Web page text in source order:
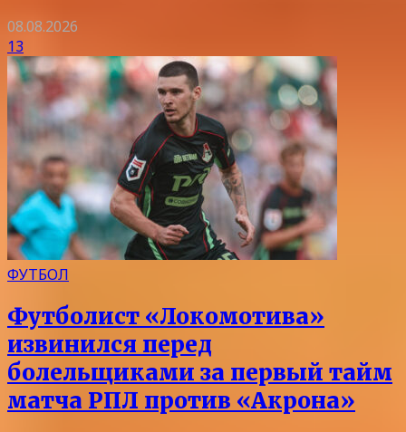
08.08.2026
13
ФУТБОЛ
Футболист «Локомотива»
извинился перед
болельщиками за первый тайм
матча РПЛ против «Акрона»